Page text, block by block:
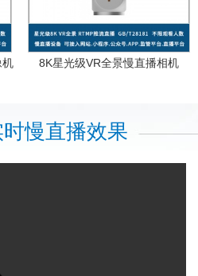
机
8K星光级VR全景慢直播相机
时慢直播效果